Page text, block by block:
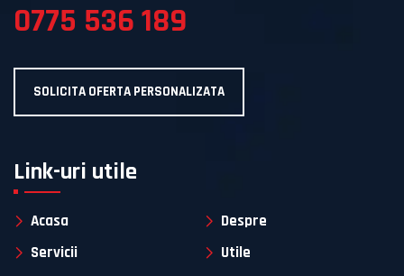
0775 536 189
SOLICITA OFERTA PERSONALIZATA
Link-uri utile
Acasa
Despre
Servicii
Utile